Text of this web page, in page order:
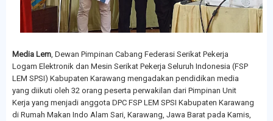
Media Lem , Dewan Pimpinan Cabang Federasi Serikat Pekerja
Logam Elektronik dan Mesin Serikat Pekerja Seluruh Indonesia (FSP
LEM SPSI) Kabupaten Karawang mengadakan pendidikan media
yang diikuti oleh 32 orang peserta perwakilan dari Pimpinan Unit
Kerja yang menjadi anggota DPC FSP LEM SPSI Kabupaten Karawang
di Rumah Makan Indo Alam Sari, Karawang, Jawa Barat pada Kamis,